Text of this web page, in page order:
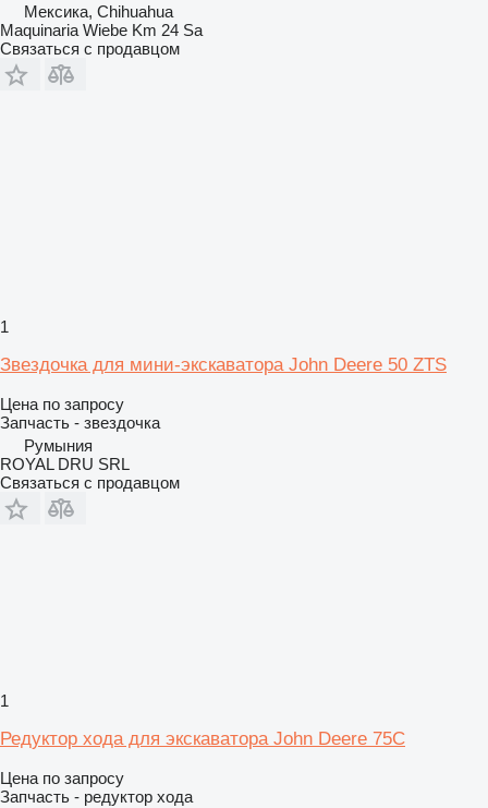
Мексика, Chihuahua
Maquinaria Wiebe Km 24 Sa
Связаться с продавцом
1
Звездочка для мини-экскаватора John Deere 50 ZTS
Цена по запросу
Запчасть - звездочка
Румыния
ROYAL DRU SRL
Связаться с продавцом
1
Редуктор хода для экскаватора John Deere 75C
Цена по запросу
Запчасть - редуктор хода